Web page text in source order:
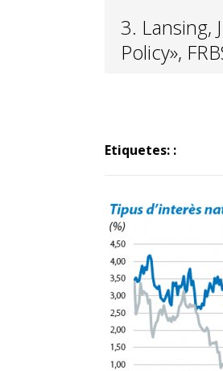
3. Lansing,
Policy»,
Etiquetes: